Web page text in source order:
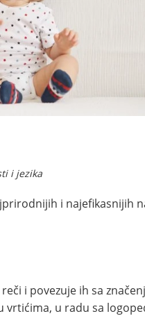
i jezika
i najefikasnijih
i povezuje ih sa
u radu sa